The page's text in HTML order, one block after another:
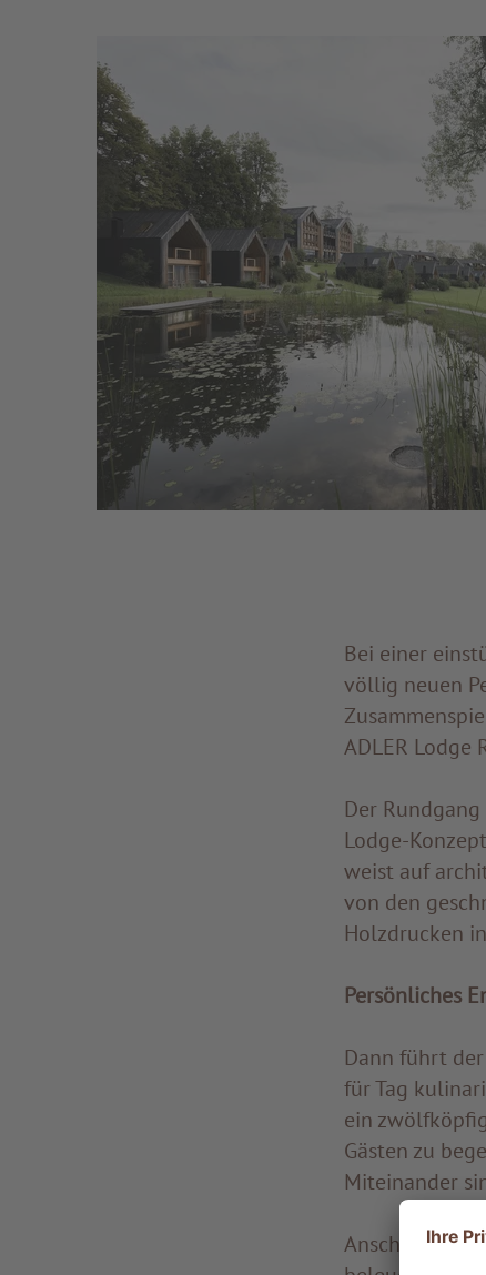
Bei einer
völlig neuen
ADLER Lodge
Der
Lodge-
weist auf
von den
Holzdrucken
Persönliches
Dann führt
für Tag
ein
Gästen zu
Miteinander
Anschließend